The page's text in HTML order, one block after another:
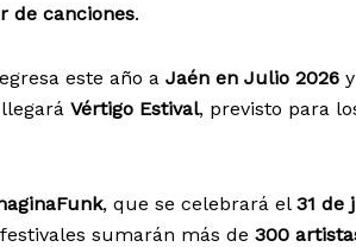
de canciones.
este año a Jaén en Julio 2026
Vértigo Estival, previsto para
, que se celebrará el 31 de
sumarán más de 300